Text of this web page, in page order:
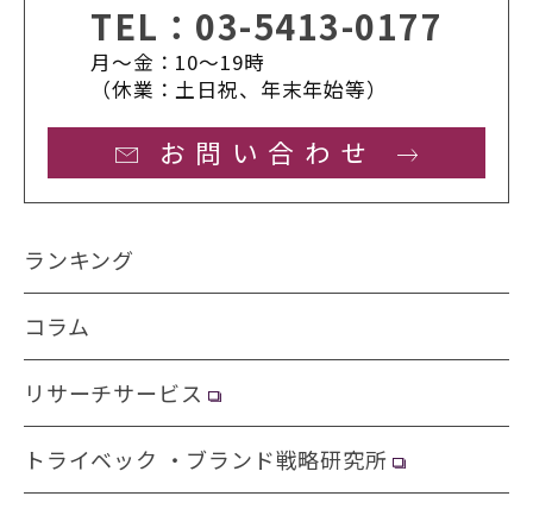
TEL： 03-5413-0177
月〜金：10〜19時
（休業：土日祝、年末年始等）
お問い合わせ
ランキング
コラム
リサーチサービス
トライベック ・ブランド戦略研究所